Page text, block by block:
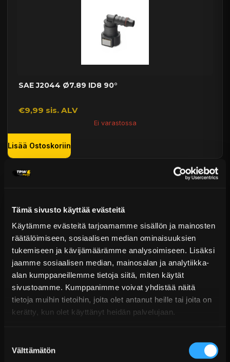
Tämä sivusto käyttää evästeitä
Käytämme evästeitä tarjoamamme sisällön ja mainosten
räätälöimiseen, sosiaalisen median ominaisuuksien
tukemiseen ja kävijämäärämme analysoimiseen. Lisäksi
jaamme sosiaalisen median, mainosalan ja analytiikka-
alan kumppaneillemme tietoja siitä, miten käytät
sivustoamme. Kumppanimme voivat yhdistää näitä
tietoja muihin tietoihin, joita olet antanut heille tai joita on
kerätty, kun olet käyttänyt heidän palvelujaan.
valinta
Välttämätön
SAE J2044 Ø7.89 ID8 90°
€9,99 sis. ALV
Ei varastossa
Lisää Ostoskoriin
SAE J2044 Ø7.89 ID10 90°
€9,99 sis. ALV
Ei varastossa